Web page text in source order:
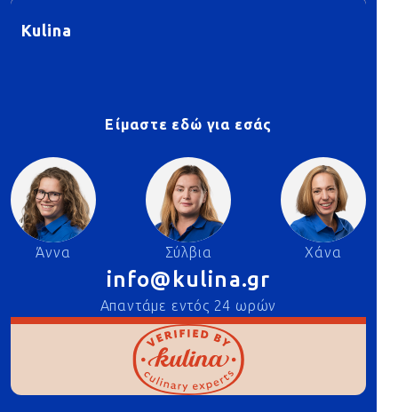
Kulina
Είμαστε εδώ για εσάς
Άννα Σύλβια Χάνα
info@kulina.gr
Απαντάμε εντός 24 ωρών